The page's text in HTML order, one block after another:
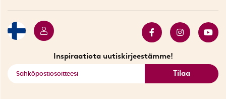
Inspiraatiota uutiskirjeestämme!
Tilaa